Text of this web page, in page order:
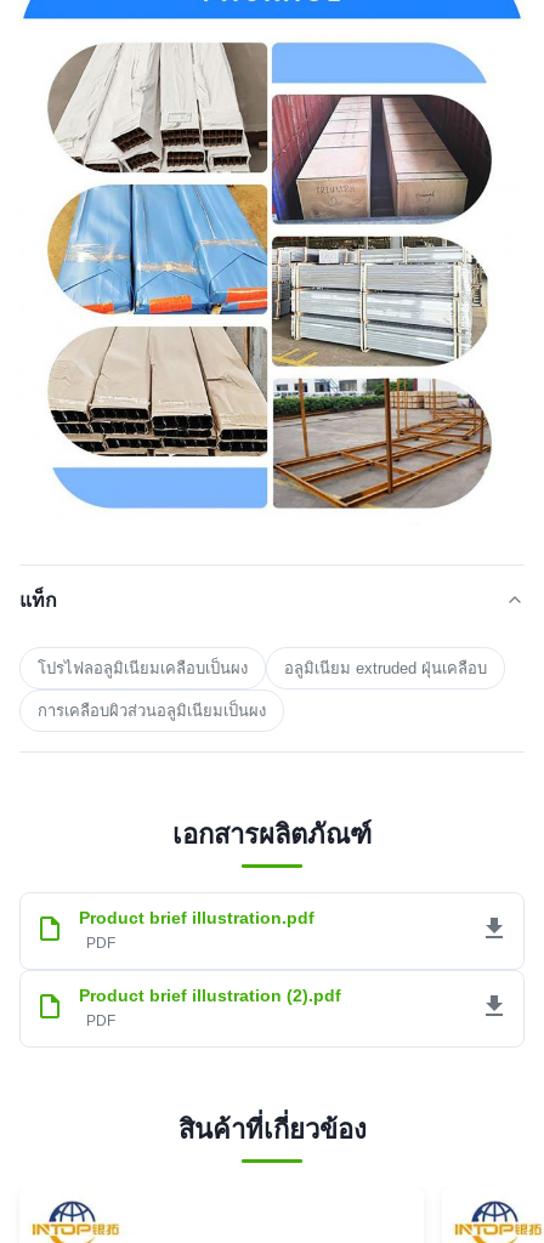
แท็ก
โปรไฟลอลูมิเนียมเคลือบเป็นผง อลูมิเนียม extruded ฝุ่นเคลือบ
การเคลือบผิวส่วนอลูมิเนียมเป็นผง
เอกสารผลิตภัณฑ์
Product brief illustration.pdf
PDF
Product brief illustration (2).pdf
PDF
สินค้าที่เกี่ยวข้อง